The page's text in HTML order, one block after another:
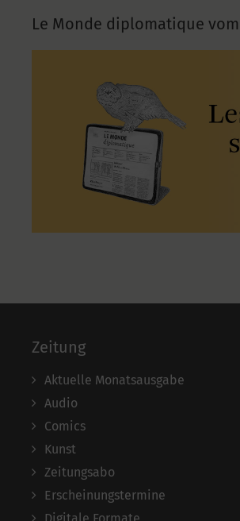
Le Monde diplomatique vom
Zeitung
Aktuelle Monatsausgabe
Audio
Comics
Kunst
Zeitungsabo
Erscheinungstermine